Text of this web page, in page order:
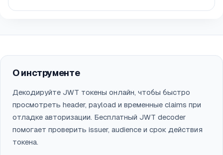
О инструменте
Декодируйте JWT токены онлайн, чтобы быстро
просмотреть header, payload и временные claims при
отладке авторизации. Бесплатный JWT decoder
помогает проверить issuer, audience и срок действия
токена.